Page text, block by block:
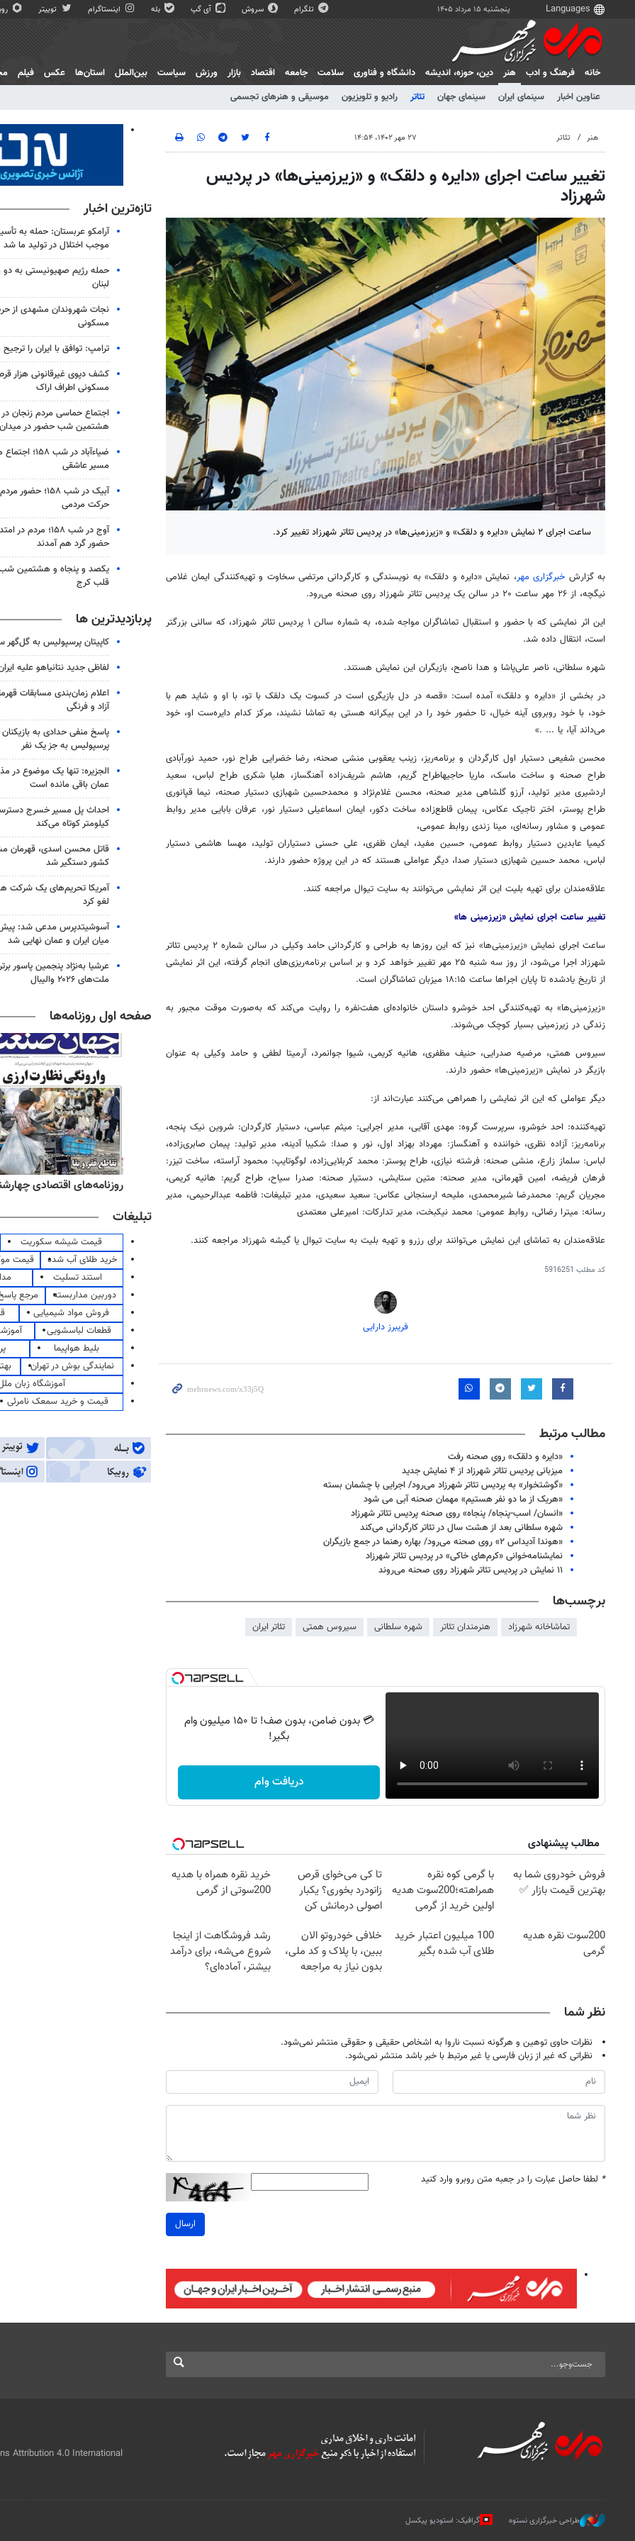
پنجشنبه ۱۵ مرداد ۱۴۰۵ تلگرام سروش آی گپ بله اینستاگرام توییتر
خانه فرهنگ و ادب
هنر
عناوین اخبار
سینمای ایران سینمای جهان تئاتر رادیو و تلویزیون موسیقی و هنرهای تجسمی
دين، حوزه، انديشه دانشگاه و فناوری سلامت جامعه اقتصاد بازار ورزش سیاست بین‌الملل استان‌ها عکس فیلم
هنر تئاتر ۲۷ مهر ۱۴۰۲، ۱۴:۵۴
تغییر ساعت اجرای «دایره و دلقک» و «زیرزمینی‌ها» در پردیس
شهرزاد
ساعت اجرای ۲ نمایش «دایره و دلقک» و «زیرزمینی‌ها» در پردیس تئاتر شهرزاد تغییر کرد.
به گزارش خبرگزاری مهر، نمایش «دایره و دلقک» به نویسندگی و کارگردانی مرتضی سخاوت و تهیه‌کنندگی ایمان غلامی
نیگچه، از ۲۶ مهر ساعت ۲۰ در سالن یک پردیس تئاتر شهرزاد روی صحنه می‌رود.
این اثر نمایشی که با حضور و استقبال تماشاگران مواجه شده، به شماره سالن ۱ پردیس تئاتر شهرزاد، که سالنی بزرگتر
است، انتقال داده شد.
شهره سلطانی، ناصر علی‌پاشا و هدا ناصح، بازیگران این نمایش هستند.
در بخشی از «دایره و دلقک» آمده است: «قصه‌ در دل بازیگری است در کسوت یک دلقک با تو، با او و شاید هم با
خود، با خود روبروی آینه‌ خیال، تا حضور خود را در این بیکرانه‌ هستی به تماشا نشیند، مرکز کدام دایره‌ست او، خود
می‌داند آیا، یا ... .»
محسن شفیعی دستیار اول کارگردان و برنامه‌ریز، زینب یعقوبی منشی صحنه، رضا خضرایی طراح نور، حمید نورآبادی
طراح صحنه و ساخت ماسک، ماریا حاجیهاطراح گریم، هاشم شریف‌زاده آهنگساز، هلیا شکری طراح لباس، سعید
اردشیری مدیر تولید، آرزو گلشاهی مدیر صحنه، محسن غلام‌نژاد و محمدحسین شهبازی دستیار صحنه، نیما قپانوری
طراح پوستر، اختر تاجیک عکاس، پیمان قاطع‌زاده ساخت دکور، ایمان اسماعیلی دستیار نور، عرفان بابایی مدیر روابط
عمومی و مشاور رسانه‌ای، مینا زندی روابط عمومی،
کیمیا عابدین دستیار روابط عمومی، حسین مفید، ایمان ظفری، علی حسنی دستیاران تولید، مهسا هاشمی دستیار
لباس، محمد حسین شهبازی دستیار صدا، دیگر عواملی هستند که در این پروژه حضور دارند.
علاقه‌مندان برای تهیه بلیت این اثر نمایشی می‌توانند به سایت تیوال مراجعه کنند.
تغییر ساعت اجرای نمایش «زیرزمینی ها»
ساعت اجرای نمایش «زیرزمینی‌ها» نیز که این روزها به طراحی و کارگردانی حامد وکیلی در سالن شماره ۲ پردیس تئاتر
شهرزاد اجرا می‌شود، از روز سه شنبه ۲۵ مهر تغییر خواهد کرد و بر اساس برنامه‌ریزی‌های انجام گرفته، این اثر نمایشی
از تاریخ یادشده تا پایان اجراها ساعت ۱۸:۱۵ میزبان تماشاگران است.
«زیرزمینی‌ها» به تهیه‌کنندگی احد خوشرو داستان خانواده‌ای هفت‌نفره را روایت می‌کند که به‌صورت موقت مجبور به
زندگی در زیرزمینی بسیار کوچک می‌شوند.
سیروس ‌همتی، مرضیه ‌صدرایی، حنیف ‌مظفری، هانیه ‌کریمی، شیوا ‌جوانمرد، آرمیتا ‌لطفی و حامد ‌وکیلی به‌ عنوان
بازیگر در نمایش «زیرزمینی‌ها» حضور دارند.
دیگر عواملی که این اثر نمایشی را همراهی می‌کنند عبارت‌اند از:
تهیه‌کننده: احد خوشرو، سرپرست گروه: مهدی آقایی، مدیر اجرایی: میثم ‌عباسی، دستیار کارگردان: شروین نیک پنجه،
برنامه‌ریز: آزاده نظری، خواننده و آهنگساز: مهرداد بهزاد اول، نور و صدا: شکیبا ‌آدینه، مدیر تولید: پیمان صابری‌زاده،
لباس: سلماز ‌زارع، منشی صحنه: فرشته نیازی، طراح پوستر: محمد کربلایی‌زاده، لوگوتایپ: محمود ‌آراسته، ساخت تیزر:
فرهان فریضه، امین ‌قهرمانی، مدیر صحنه: متین ستایشی، دستیار صحنه: صدرا سیاح، طراح گریم: هانیه ‌کریمی،
مجریان گریم: محمدرضا شیرمحمدی، ملیحه ارسنجانی عکاس: سعید سعیدی، مدیر تبلیغات: فاطمه ‌عبدالرحیمی، مدیر
رسانه: میترا ‌رضائی، روابط عمومی: محمد نیکبخت، مدیر تدارکات: امیرعلی معتمدی
علاقه‌مندان به تماشای این نمایش می‌توانند برای رزرو و تهیه بلیت به سایت تیوال یا گیشه شهرزاد مراجعه کنند.
کد مطلب 5916251
فریبرز دارایی
مطالب مرتبط
«دایره و دلقک» روی صحنه رفت
میزبانی پردیس تئاتر شهرزاد از ۴ نمایش جدید
«گوشتخوار» به پردیس تئاتر شهرزاد می‌رود/ اجرایی با چشمان بسته
«هریک از ما دو نفر هستیم» مهمان صحنه آبی می شود
«انسان/ اسب-پنجاه/ پنجاه» روی صحنه پردیس تئاتر شهرزاد
شهره سلطانی بعد از هشت سال در تئاتر کارگردانی می‌کند
«هوندا آدیداس ۲» روی صحنه می‌رود/ بهاره رهنما در جمع بازیگران
نمایشنامه‌خوانی «کرم‌های خاکی» در پردیس تئاتر شهرزاد
۱۱ نمایش در پردیس تئاتر شهرزاد روی صحنه می‌روند
برچسب‌ها
تماشاخانه شهرزاد هنرمندان تئاتر شهره سلطانی سیروس همتی تئاتر ایران
💳 بدون ضامن، بدون صف! تا ۱۵۰ میلیون وام
بگیر!
دریافت وام
مطالب پیشنهادی
فروش خودروی شما به
بهترین قیمت بازار ✅
با گرمی کوه نقره
همراهته؛200سوت هدیه
اولین خرید از گرمی
تا کی می‌خوای قرص
زانودرد بخوری؟ یکبار
اصولی درمانش کن
خرید نقره همراه با هدیه
200سوتی از گرمی
200سوت نقره هدیه
گرمی
100 میلیون اعتبار خرید
طلای آب شده بگیر
خلافی خودروتو الان
ببین، با پلاک و کد ملی،
بدون نیاز به مراجعه
رشد فروشگاهت از اینجا
شروع می‌شه، برای درآمد
بیشتر، آماده‌ای؟
نظر شما
نظرات حاوی توهین و هرگونه نسبت ناروا به اشخاص حقیقی و حقوقی منتشر نمی‌شود.
نظراتی که غیر از زبان فارسی یا غیر مرتبط با خبر باشد منتشر نمی‌شود.
* لطفا حاصل عبارت را در جعبه متن روبرو وارد کنید
ارسال
تازه‌ترین اخبار
آرامکو عربستان: حمله به
موجب اختلال در تولید ما شد
حمله رژیم صهیونیستی به
لبنان
نجات شهروندان مشهدی از
مسکونی
ترامپ: توافق با ایران را
کشف دپوی غیرقانونی هزار
مسکونی اطراف اراک
اجتماع حماسی مردم زنجان
هشتمین شب حضور در میدان
ضیاء‌آباد در شب
مسیر عاشقی
آبیک در شب ۱۵۸؛
حرکت مردمی
آوج در شب ۱۵۸؛
حضور گرد هم آمدند
یکصد و پنجاه و هشتمین
قلب کرج
پربازدیدترین ها
کاپیتان پرسپولیس به
لفاظی جدید نتانیاهو علیه
اعلام زمان‌بندی مسابقات
آزاد و فرنگی
پاسخ منفی حدادی به بازیکنان
پرسپولیس به جز یک نفر
الجزیره: تنها یک موضوع در
عمان باقی مانده است
کیلومتر کوتاه می‌کند
قاتل محسن اسدی، قهرمان
کشور دستگیر شد
آمریکا تحریم‌های یک شرکت
لغو کرد
آسوشیتدپرس مدعی شد:
میان ایران و عمان نهایی شد
عرشیا به‌نژاد پنجمین پاسور
ملت‌های ۲۰۲۶ والیبال
صفحه اول روزنامه‌ها
روزنامه‌های ورزشی چهارشنبه ۱۴ مرداد ۱۴۰۵ روزنامه‌های صبح چهارشنبه ۱۴ مرداد ۱۴۰۵ روزنامه‌های اقتصادی چهارشنبه ۱۴ مرداد
تبلیغات
قیمت شیشه سکوریت
خرید طلای آب شده
قیمت
استند تسلیت
دوربین مداربسته
مرجع
فروش مواد شیمیایی
قطعات لباسشویی
بلیط هواپیما
نمایندگی بوش در تهران
آموزشگاه زبان
قیمت و خرید سمعک نامرئی
Attribution 4.0 International
طراحی خبرگزاری نستوه گرافیک: استودیو پیکسل